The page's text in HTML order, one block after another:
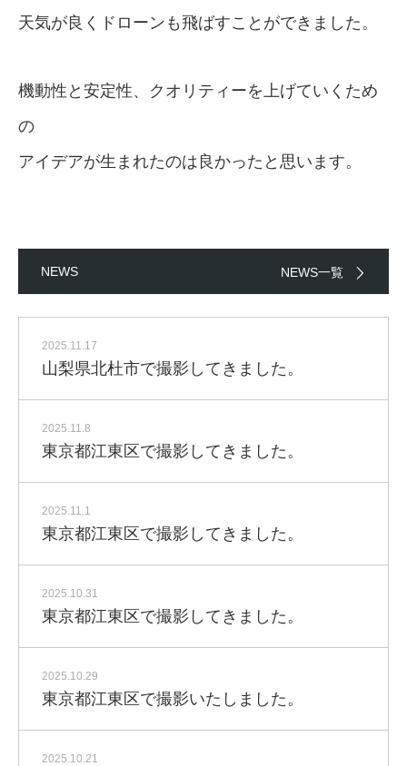
天気が良くドローンも飛ばすことができました。
機動性と安定性、クオリティーを上げていくため
の
アイデアが生まれたのは良かったと思います。
NEWS NEWS一覧
2025.11.17
山梨県北杜市で撮影してきました。
2025.11.8
東京都江東区で撮影してきました。
2025.11.1
東京都江東区で撮影してきました。
2025.10.31
東京都江東区で撮影してきました。
2025.10.29
東京都江東区で撮影いたしました。
2025.10.21